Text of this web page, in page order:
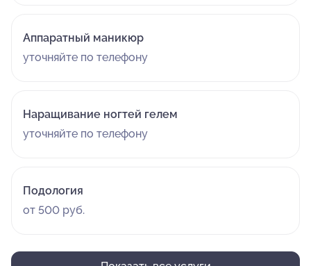
Аппаратный маникюр
уточняйте по телефону
Наращивание ногтей гелем
уточняйте по телефону
Подология
от 500 руб.